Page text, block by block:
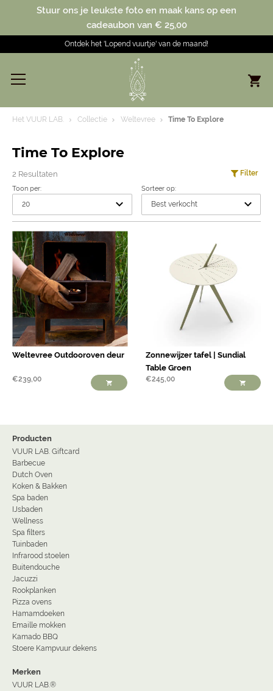
Stuur ons je leukste foto en maak kans op een
cadeaubon van € 25,00
Ontdek het 'Lopend vuurtje' van de maand!
Het VUUR LAB. Collectie Weltevree Time To Explore
Time To Explore
2 Resultaten Filter
Toon per: Sorteer op:
Weltevree Outdooroven deur
€239,00
Zonnewijzer tafel | Sundial
Table Groen
€245,00
Producten
VUUR LAB. Giftcard
Barbecue
Dutch Oven
Koken & Bakken
Spa baden
IJsbaden
Wellness
Spa filters
Tuinbaden
Infrarood stoelen
Buitendouche
Jacuzzi
Rookplanken
Pizza ovens
Hamamdoeken
Emaille mokken
Kamado BBQ
Stoere Kampvuur dekens
Merken
VUUR LAB.®